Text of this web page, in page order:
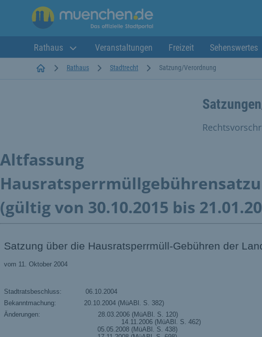
Rathaus Veranstaltungen Freizeit Sehenswertes
StartseiteRathaus Stadtrecht Satzung/Verordnung
Altfassung
(gültig von 30.10.2015 bis